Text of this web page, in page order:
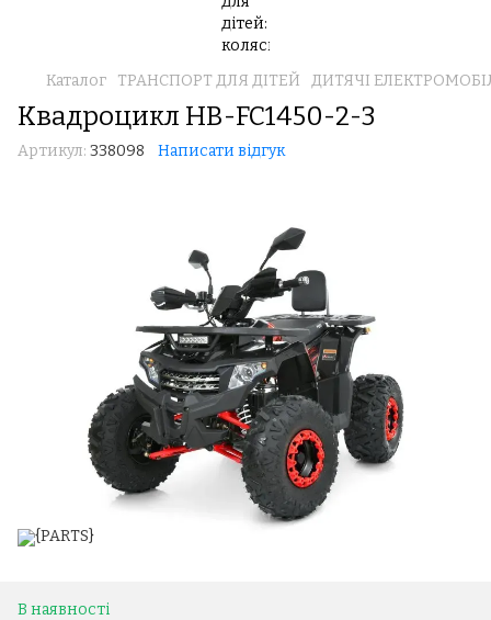
Каталог ТРАНСПОРТ ДЛЯ ДІТЕЙ ДИТЯЧІ
Квадроцикл HB-FC1450-2-3
Артикул: 338098 Написати відгук
В наявності